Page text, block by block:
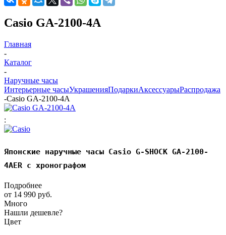
Casio GA-2100-4A
Главная
-
Каталог
-
Наручные часы
Интерьерные часыУкрашенияПодаркиАксессуарыРаспродажа
-Casio GA-2100-4A
:
Японские наручные часы Casio G-SHOCK GA-2100-
4AER с хронографом
Подробнее
от 14 990 руб.
Много
Нашли дешевле?
Цвет